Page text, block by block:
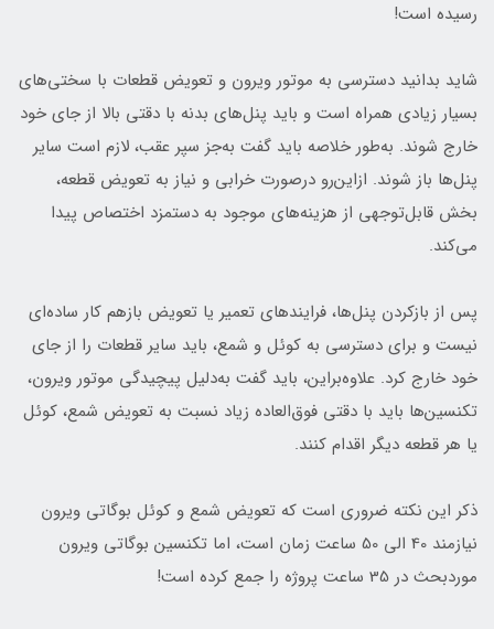
رسیده است!
شاید بدانید دسترسی به موتور ویرون و تعویض قطعات با سختی‌های
بسیار زیادی همراه است و باید پنل‌های بدنه با دقتی بالا از جای خود
خارج شوند. به‌طور خلاصه باید گفت به‌جز سپر عقب، لازم است سایر
پنل‌ها باز شوند. ازاین‌رو درصورت خرابی و نیاز به تعویض قطعه،
بخش قابل‌توجهی از هزینه‌های موجود به دستمزد اختصاص پیدا
می‌کند.
پس از بازکردن پنل‌ها، فرایندهای تعمیر یا تعویض بازهم کار ساده‌ای
نیست و برای دسترسی به کوئل و شمع‌، باید سایر قطعات را از جای
خود خارج کرد. علاوه‌براین، باید گفت به‌دلیل پیچیدگی موتور ویرون،
تکنسین‌ها باید با دقتی فوق‌العاده زیاد نسبت به تعویض شمع، کوئل
یا هر قطعه دیگر اقدام کنند.
ذکر این نکته ضروری است که تعویض شمع و کوئل بوگاتی ویرون
نیازمند 40 الی 50 ساعت زمان است، اما تکنسین بوگاتی ویرون
موردبحث در 35 ساعت پروژه را جمع کرده است!